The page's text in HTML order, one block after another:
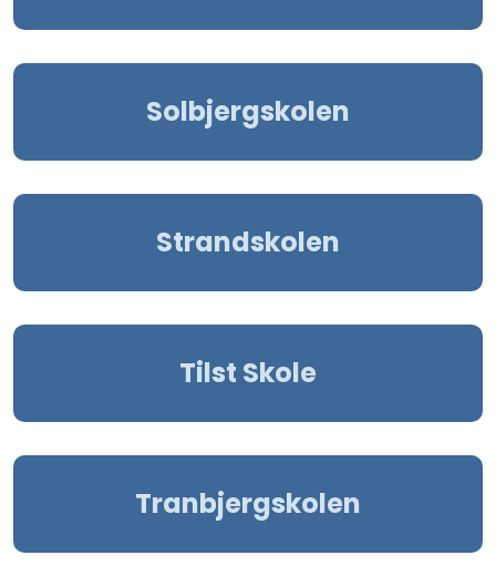
Solbjergskolen
Strandskolen
Tilst Skole
Tranbjergskolen